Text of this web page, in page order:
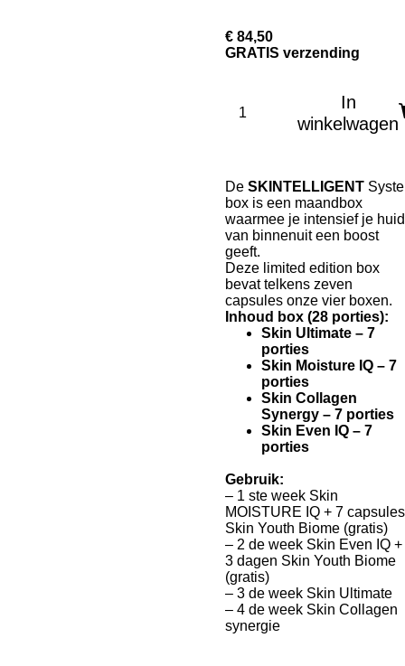
€ 84,50
GRATIS verzending
In
winkelwagen
De SKINTELLIGENT
box is een maandbox
waarmee je intensief je huid
van binnenuit een boost
geeft.
Deze limited edition box
bevat telkens zeven
capsules onze vier boxen.
Inhoud box (28 porties):
Skin Ultimate – 7
porties
Skin Moisture IQ – 7
porties
Skin Collagen
Synergy – 7 porties
Skin Even IQ – 7
porties
Gebruik:
– 1 ste week Skin
MOISTURE IQ + 7 capsules
Skin Youth Biome (gratis)
– 2 de week Skin Even IQ +
3 dagen Skin Youth Biome
(gratis)
– 3 de week Skin Ultimate
– 4 de week Skin Collagen
synergie